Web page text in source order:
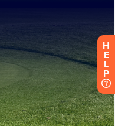
H
E
L
P